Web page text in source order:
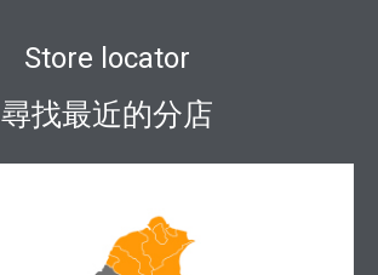
Store locator
尋找最近的分店